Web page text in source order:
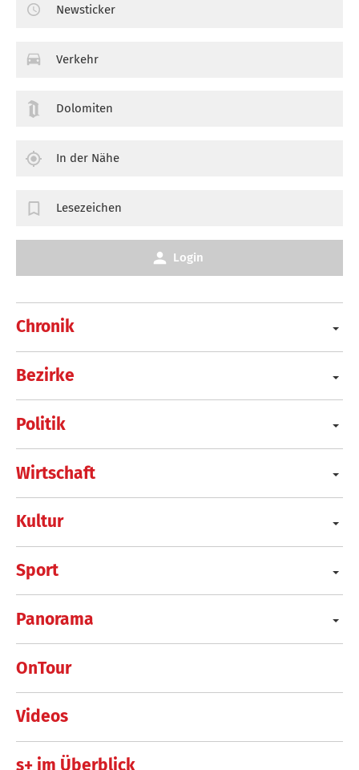
Chronik
Bezirke
Politik
Wirtschaft
Kultur
Sport
Panorama
OnTour
Videos
s+ im Überblick
Newsticker
Verkehr
Dolomiten
In der Nähe
Lesezeichen
Login